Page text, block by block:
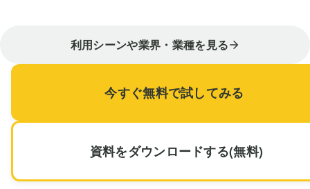
利用シーンや業界・業種を見る
今すぐ無料で試してみる
資料をダウンロードする(無料)